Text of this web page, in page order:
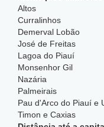
Altos
Curralinhos
Demerval Lobão
José de Freitas
Lagoa do Piauí
Monsenhor Gil
Nazária
Palmeirais
Pau d'Arco do Piauí e
Timon e Caxias